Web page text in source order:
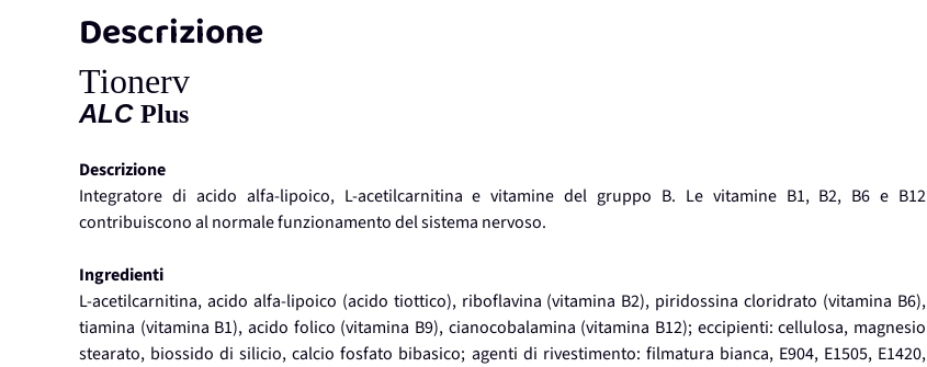
Descrizione
Tionerv
ALC Plus
Descrizione
Integratore di acido alfa-lipoico, L-acetilcarnitina e vitamine del gruppo B. Le vitamine B1, B2, B6 e B12
contribuiscono al normale funzionamento del sistema nervoso.
Ingredienti
L-acetilcarnitina, acido alfa-lipoico (acido tiottico), riboflavina (vitamina B2), piridossina cloridrato (vitamina B6),
tiamina (vitamina B1), acido folico (vitamina B9), cianocobalamina (vitamina B12); eccipienti: cellulosa, magnesio
stearato, biossido di silicio, calcio fosfato bibasico; agenti di rivestimento: filmatura bianca, E904, E1505, E1420,